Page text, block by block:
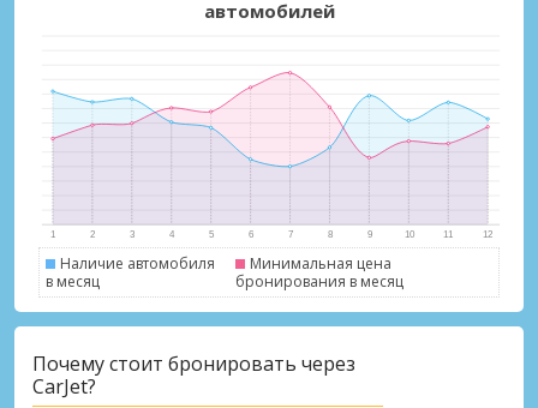
Лучшие сбережения
Получите доступ к эксклюзивным
предложениям партнёров
автомобилей
Наличие автомобиля
в месяц
Минимальная цена
бронирования в месяц
Почему стоит бронировать через
CarJet?